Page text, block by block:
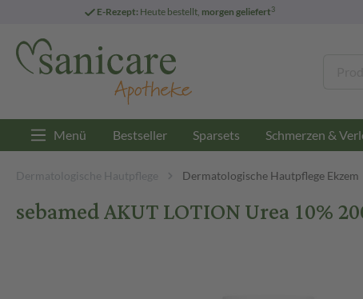
E-Rezept: Heute bestellt, morgen geliefert3
Menü Bestseller Sparsets Schmerzen &
Dermatologische Hautpflege Dermatologische Hautpflege Ekzem
sebamed AKUT LOTION Urea 10%